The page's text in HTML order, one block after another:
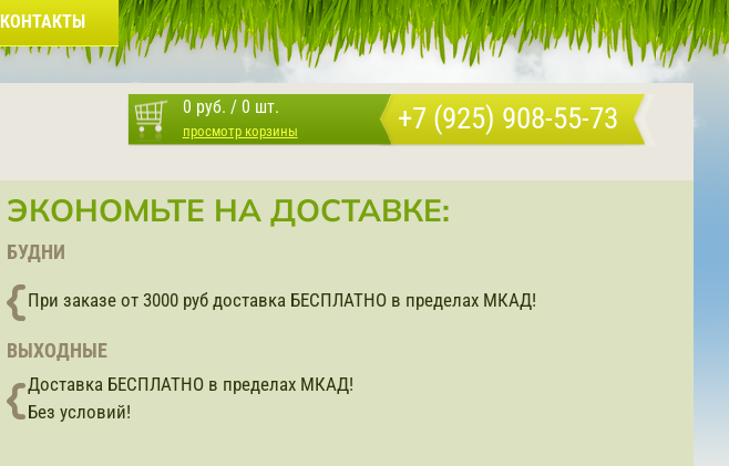
КОНТАКТЫ
0 руб. / 0 шт.
просмотр корзины +7 (925) 908-55-73
ЭКОНОМЬТЕ НА ДОСТАВКЕ:
БУДНИ
При заказе от 3000 руб доставка БЕСПЛАТНО в пределах МКАД!
ВЫХОДНЫЕ
Доставка БЕСПЛАТНО в пределах МКАД!
Без условий!